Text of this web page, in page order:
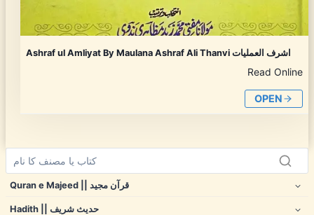
Ashraf ul Amliyat By Maulana Ashraf Ali Thanvi اشرف العملیات
Read Online
OPEN
Quran e Majeed || قرآن مجید
Hadith || حدیث شریف